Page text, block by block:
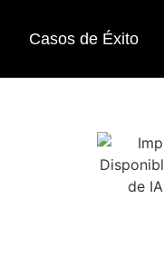
Casos de Éxito